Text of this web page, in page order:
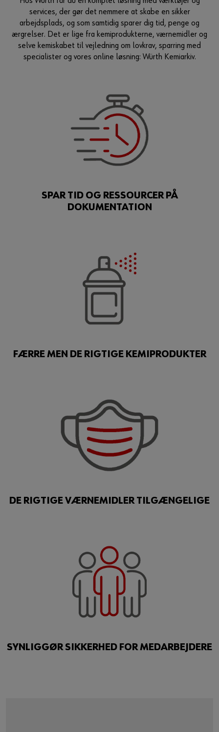
Guide til selvvalgt brugernavn
eller
Har du lyst til at være en online kunde?
Bliv kunde / Opret online bruger
services, der gør det nemmere at skabe en sikker
arbejdsplads, og som samtidig sparer dig tid, penge og
ærgrelser. Det er lige fra kemiprodukterne, værnemidler og
selve kemiskabet til vejledning om lovkrav, sparring med
specialister og vores online løsning: Würth Kemiarkiv.
SPAR TID OG RESSOURCER PÅ
DOKUMENTATION
FÆRRE MEN DE RIGTIGE KEMIPRODUKTER
DE RIGTIGE VÆRNEMIDLER TILGÆNGELIGE
SYNLIGGØR SIKKERHED FOR MEDARBEJDERE